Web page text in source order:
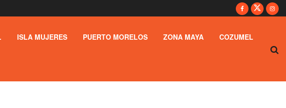
ISLA MUJERES PUERTO MORELOS ZONA MAYA COZUMEL